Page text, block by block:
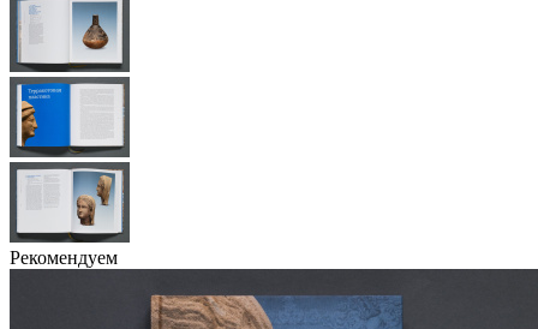
Рекомендуем